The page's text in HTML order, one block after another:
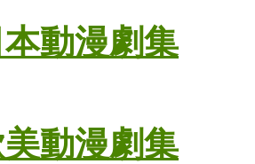
動漫劇集
動漫劇集